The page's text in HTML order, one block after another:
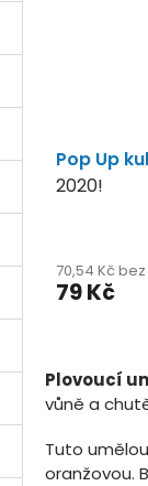
Pop Up
2020!
70,54 Kč bez
79 Kč
Plovoucí
vůně a
Tuto
oranžovou.